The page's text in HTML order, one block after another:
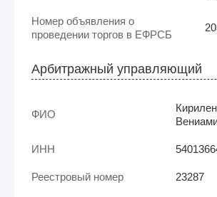
Номер объявления о
проведении торгов в ЕФРСБ
Арбитражный управляющий
ФИО
ИНН
Реестровый номер 23287